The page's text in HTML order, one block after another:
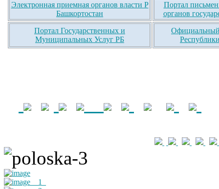
Электронная приемная органов власти Р
Башкортостан
Портал
органов
Портал Государственных и
Муниципальных Услуг РБ
Официальный